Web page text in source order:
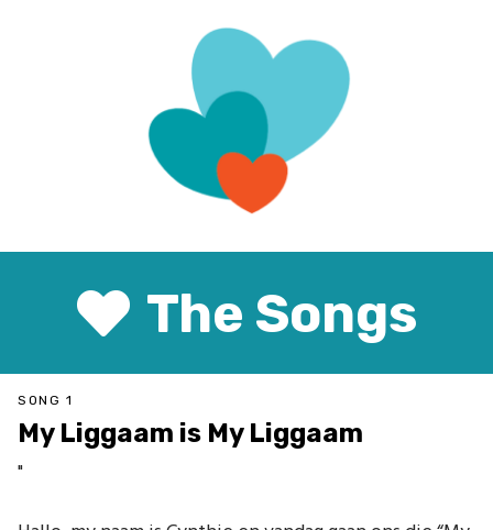
The Songs
SONG 1
My Liggaam is My Liggaam
"